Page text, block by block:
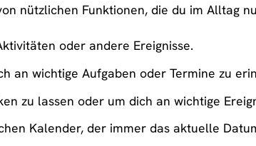
nützlichen Funktionen, die du im Alltag
oder andere Ereignisse.
an wichtige Aufgaben oder Termine zu
zu lassen oder um dich an wichtige
Kalender, der immer das aktuelle